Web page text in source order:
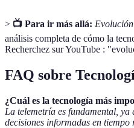
> 📺 Para ir más allá:
análisis completa de cómo la
Recherchez sur YouTube :
FAQ sobre
¿Cuál es la tecnología más
La telemetría es fundamental,
decisiones informadas en tiempo